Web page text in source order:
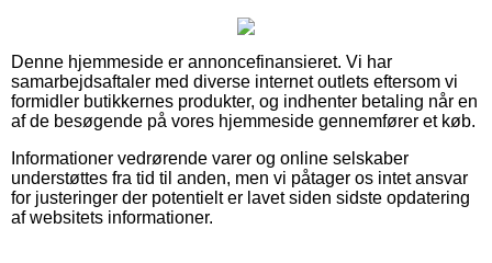
Denne hjemmeside er annoncefinansieret. Vi har
samarbejdsaftaler med diverse internet outlets eftersom vi
formidler butikkernes produkter, og indhenter betaling når en
af de besøgende på vores hjemmeside gennemfører et køb.
Informationer vedrørende varer og online selskaber
understøttes fra tid til anden, men vi påtager os intet ansvar
for justeringer der potentielt er lavet siden sidste opdatering
af websitets informationer.